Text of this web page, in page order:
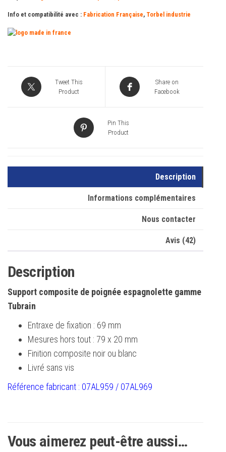
Info et compatibilité avec : Fabrication Française, Torbel industrie
Tweet This
Product
Share on
Facebook
Pin This
Product
Description
Informations complémentaires
Nous contacter
Avis (42)
Description
Support composite de poignée espagnolette gamme
Tubrain
Entraxe de fixation : 69 mm
Mesures hors tout : 79 x 20 mm
Finition composite noir ou blanc
Livré sans vis
Référence fabricant : 07AL959 / 07AL969
Vous aimerez peut-être aussi…